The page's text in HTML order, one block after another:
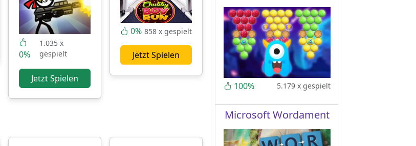
0%
1.035 x
gespielt
Jetzt Spielen
0% 858 x gespielt
Jetzt Spielen
100% 5.179 x gespielt
Microsoft Wordament